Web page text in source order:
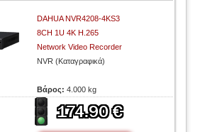
DAHUA NVR4208-4KS3
8CH 1U 4K H.265
Network Video Recorder
NVR (Καταγραφικά)
Βάρος:4.000 kg